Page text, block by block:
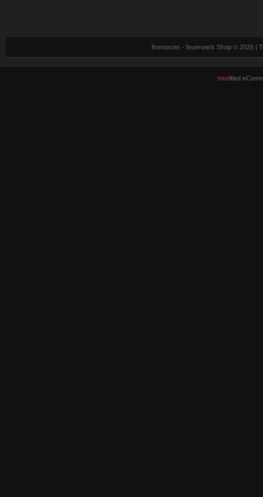
firemaster - feuerwerk Shop © 2026 |
modified